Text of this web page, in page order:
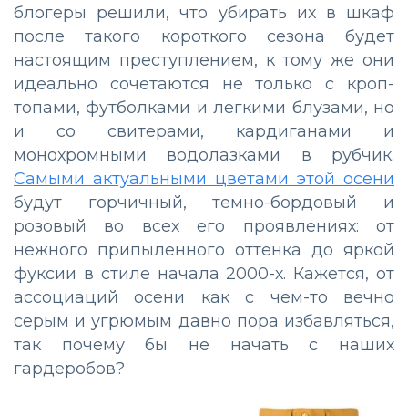
блогеры решили, что убирать их в шкаф
после такого короткого сезона будет
настоящим преступлением, к тому же они
идеально сочетаются не только с кроп-
топами, футболками и легкими блузами, но
и со свитерами, кардиганами и
монохромными водолазками в рубчик.
Самыми актуальными цветами этой осени
будут горчичный, темно-бордовый и
розовый во всех его проявлениях: от
нежного припыленного оттенка до яркой
фуксии в стиле начала 2000-х. Кажется, от
ассоциаций осени как с чем-то вечно
серым и угрюмым давно пора избавляться,
так почему бы не начать с наших
гардеробов?